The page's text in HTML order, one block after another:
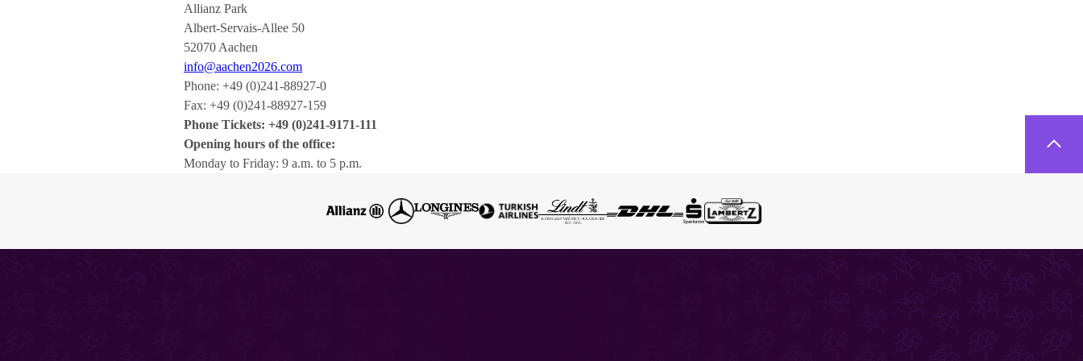
Allianz Park
Albert-Servais-Allee 50
52070 Aachen
info@aachen2026.com
Phone: +49 (0)241-88927-0
Fax: +49 (0)241-88927-159
Phone Tickets: +49 (0)241-9171-111
Opening hours of the office:
Monday to Friday: 9 a.m. to 5 p.m.